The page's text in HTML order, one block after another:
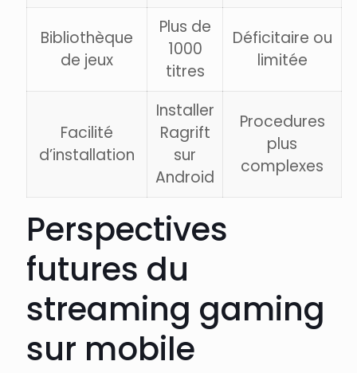
Bibliothèque
de jeux
Plus de
1000
titres
Déficitaire ou
limitée
Facilité
d’installation
Installer
Ragrift
sur
Android
Procedures
plus
complexes
Perspectives
futures du
streaming gaming
sur mobile